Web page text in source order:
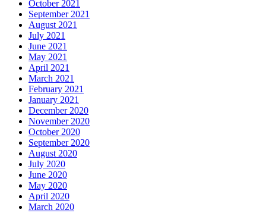
October 2021
September 2021
August 2021
July 2021
June 2021
May 2021
April 2021
March 2021
February 2021
January 2021
December 2020
November 2020
October 2020
September 2020
August 2020
July 2020
June 2020
May 2020
April 2020
March 2020